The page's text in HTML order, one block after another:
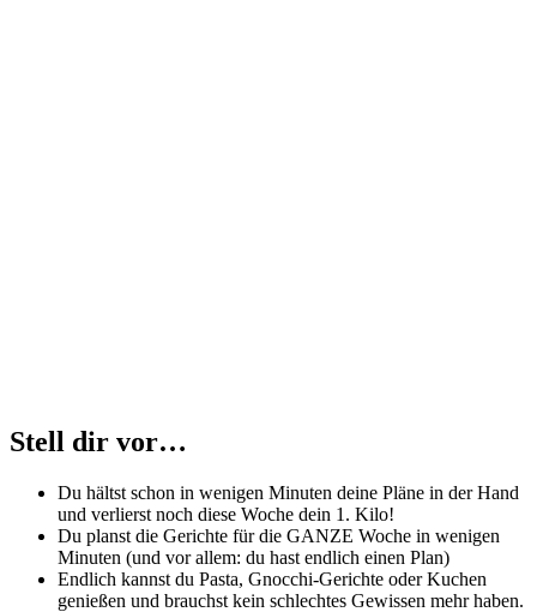
Stell dir vor…
Du hältst schon in wenigen Minuten deine Pläne in der Hand
und verlierst noch diese Woche dein 1. Kilo!
Du planst die Gerichte für die GANZE Woche in wenigen
Minuten (und vor allem: du hast endlich einen Plan)
Endlich kannst du Pasta, Gnocchi-Gerichte oder Kuchen
genießen und brauchst kein schlechtes Gewissen mehr haben.